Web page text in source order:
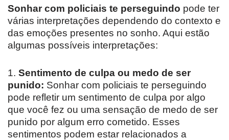
Sonhar com policiais te perseguindo pode ter
várias interpretações dependendo do contexto e
das emoções presentes no sonho. Aqui estão
algumas possíveis interpretações:
1. Sentimento de culpa ou medo de ser
punido: Sonhar com policiais te perseguindo
pode refletir um sentimento de culpa por algo
que você fez ou uma sensação de medo de ser
punido por algum erro cometido. Esses
sentimentos podem estar relacionados a